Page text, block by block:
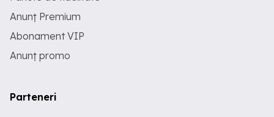
Anunț Premium
Abonament VIP
Anunț promo
Parteneri